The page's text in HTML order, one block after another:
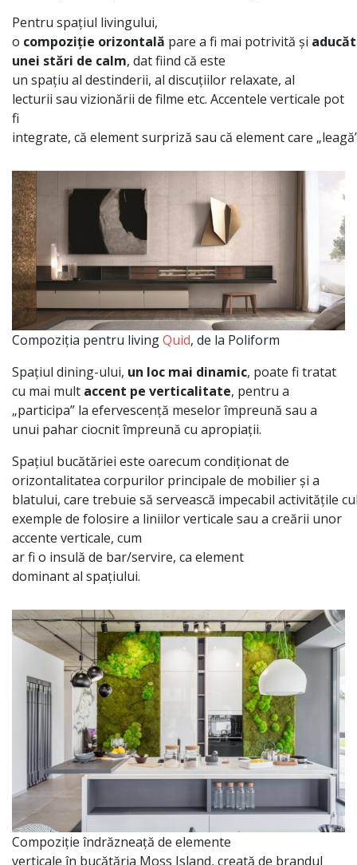
Pentru spațiul livingului,
o compoziție orizontală pare a fi mai potrivită și
unei stări de calm, datfiind că este
un spațiu al destinderii, al discuțiilor relaxate, al
lecturii sau vizionării de filme etc. Accentele verticale pot
fi
integrate, că elementsurpriză sau că elementcare „leagă
Compoziția pentru livingQuid, de la Poliform
Spațiul dining-ului, un loc mai dinamic, poate fi tratat
cu mai mult accent pe verticalitate, pentru a
„participa” la efervescență meselorîmpreună sau a
unui paharciocnitîmpreună cu apropiații.
Spațiul bucătăriei este oarecum condiționatde
orizontalitatea corpurilor principale de mobilierși a
blatului, care trebuie să servească impecabil activitățile
exemple de folosire a liniilor verticale sau a creării unor
accente verticale, cum
arfi o insulă de bar/servire, ca element
dominantal spațiului.
Compoziție îndrăzneață de elemente
verticale în bucătăria Moss Island, creată de brandul